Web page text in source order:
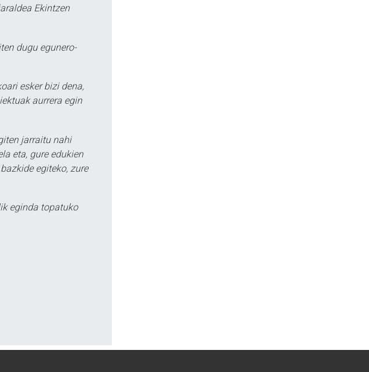
Ekintzen
dugu egunero-
esker bizi dena,
aurrera egin
jarraitu nahi
eta, gure edukien
egiteko, zure
eginda topatuko